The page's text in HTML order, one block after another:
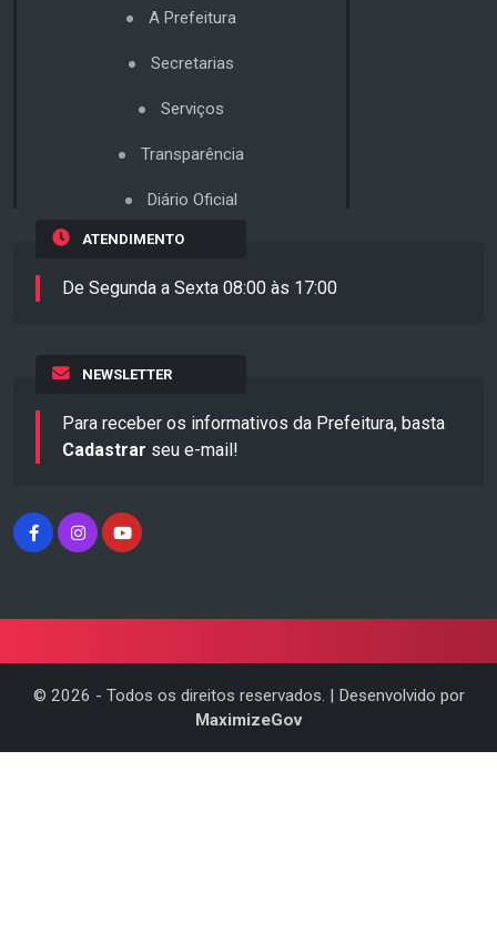
A Prefeitura
Secretarias
Serviços
Transparência
Diário Oficial
ATENDIMENTO
De Segunda a Sexta 08:00 às 17:00
NEWSLETTER
Para receber os informativos da Prefeitura, basta
Cadastrar seu e-mail!
© 2026 - Todos os direitos reservados. | Desenvolvido por
MaximizeGov